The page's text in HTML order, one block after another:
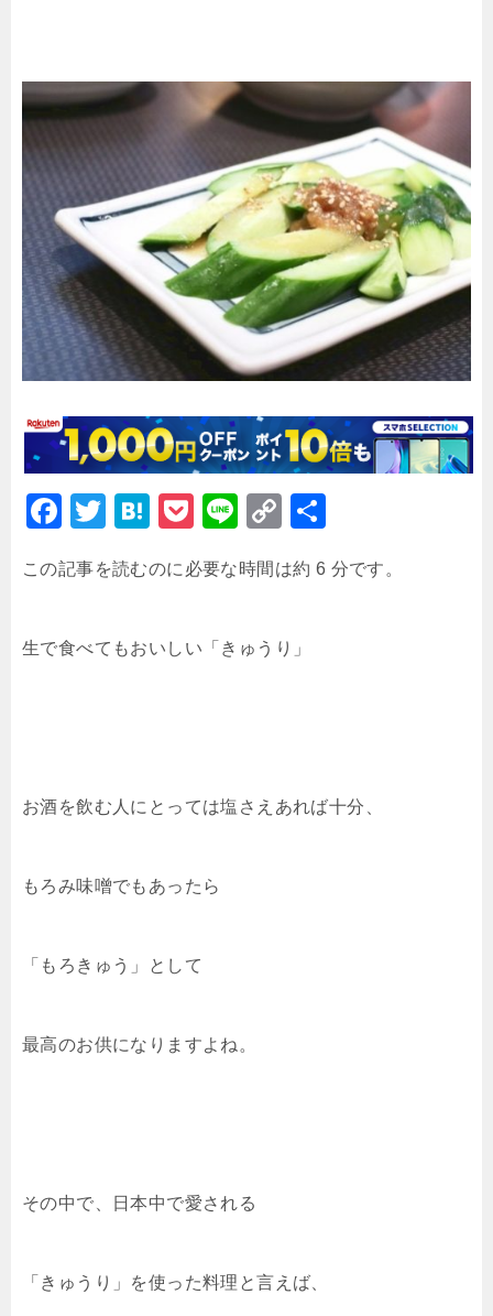
F
c
b
T
tt
H
e
a
P
c
et
Li
e
C
p
Li
この記事を読むのに必要な時間は約 6 分です。
生で食べてもおいしい「きゅうり」
お酒を飲む人にとっては塩さえあれば十分、
もろみ味噌でもあったら
「もろきゅう」として
最高のお供になりますよね。
その中で、日本中で愛される
「きゅうり」を使った料理と言えば、